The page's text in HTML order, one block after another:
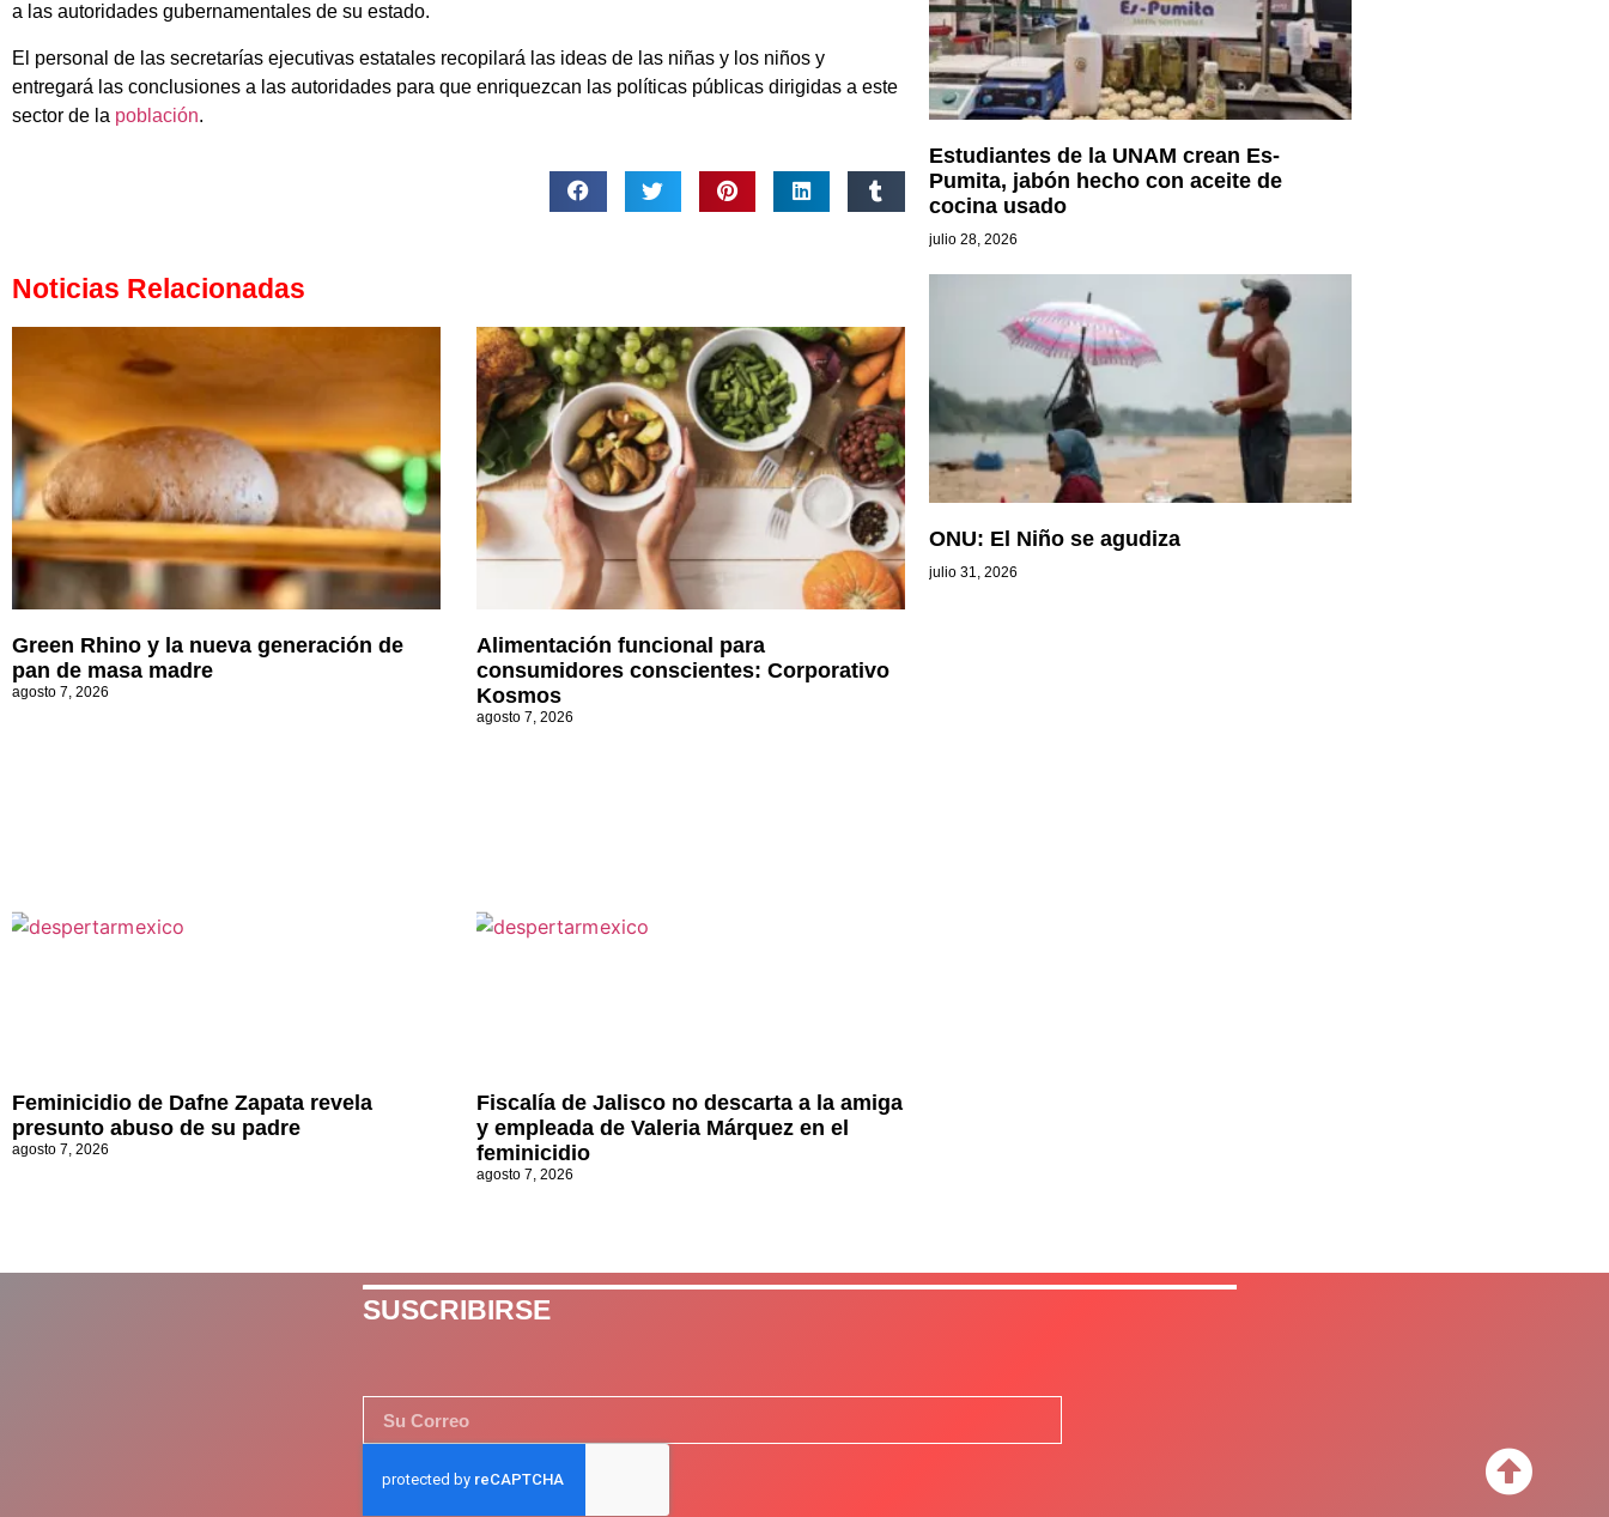
a las autoridades gubernamentales de su estado.
El personal de las secretarías ejecutivas estatales recopilará las ideas de las niñas y los niños y
entregará las conclusiones a las autoridades para que enriquezcan las políticas públicas dirigidas a este
sector de la población.
Noticias Relacionadas
Green Rhino y la nueva generación de
pan de masa madre
agosto 7, 2026
Alimentación funcional para
consumidores conscientes: Corporativo
Kosmos
agosto 7, 2026
Feminicidio de Dafne Zapata revela
presunto abuso de su padre
agosto 7, 2026
Fiscalía de Jalisco no descarta a la amiga
y empleada de Valeria Márquez en el
feminicidio
agosto 7, 2026
Estudiantes de la UNAM crean Es-
Pumita, jabón hecho con aceite de
cocina usado
julio 28, 2026
ONU: El Niño se agudiza
julio 31, 2026
SUSCRIBIRSE